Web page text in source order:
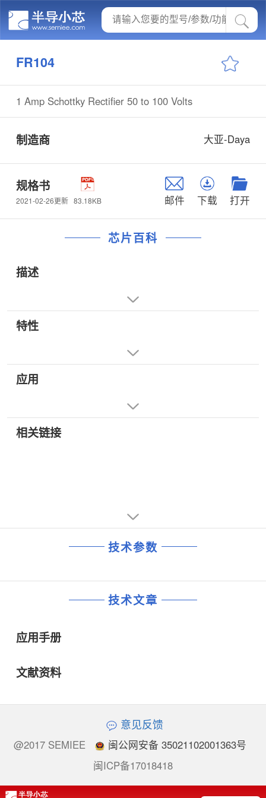
FR104
1 Amp Schottky Rectifier 50 to 100 Volts
制造商 大亚-Daya
规格书
2021-02-26更新 83.18KB 邮件 下载 打开
芯片百科
描述
特性
应用
相关链接
技术参数
技术文章
应用手册
文献资料
意见反馈
@2017 SEMIEE
闽公网安备 35021102001363号
闽ICP备17018418